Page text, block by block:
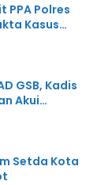
PPA Polres
Kasus
GSB, Kadis
Akui
Setda Kota